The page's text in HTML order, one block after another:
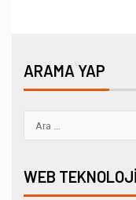
ARAMA YAP
WEB